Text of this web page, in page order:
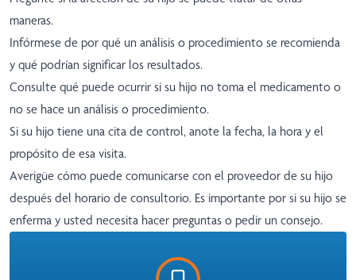
maneras.
Infórmese de por qué un análisis o procedimiento se recomienda
y qué podrían significar los resultados.
Consulte qué puede ocurrir si su hijo no toma el medicamento o
no se hace un análisis o procedimiento.
Si su hijo tiene una cita de control, anote la fecha, la hora y el
propósito de esa visita.
Averigüe cómo puede comunicarse con el proveedor de su hijo
después del horario de consultorio. Es importante por si su hijo se
enferma y usted necesita hacer preguntas o pedir un consejo.